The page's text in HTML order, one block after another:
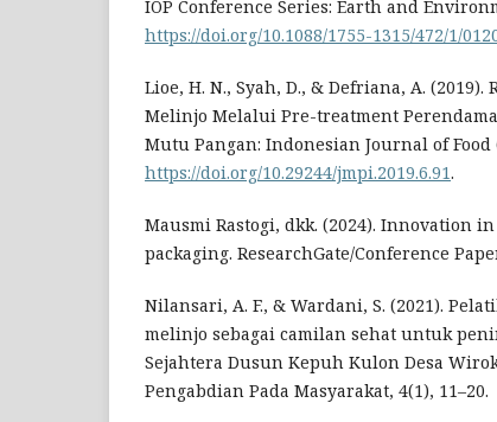
IOP Conference Series: Earth and
https://doi.org/10.1088/1755-1315/472/1/
Lioe, H. N., Syah, D., & Defriana, A.
Melinjo Melalui Pre-treatment
Mutu Pangan: Indonesian Journal of Food
https://doi.org/10.29244/jmpi.2019.6.91.
Mausmi Rastogi, dkk. (2024). Innovation
packaging. ResearchGate/Conference
Nilansari, A. F., & Wardani, S. (2021).
melinjo sebagai camilan sehat untuk
Sejahtera Dusun Kepuh Kulon Desa
Pengabdian Pada Masyarakat, 4(1), 11–20.